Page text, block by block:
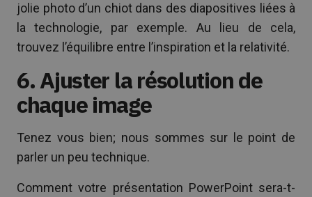
jolie photo d’un chiot dans des diapositives liées à
la technologie, par exemple. Au lieu de cela,
trouvez l’équilibre entre l’inspiration et la relativité.
6. Ajuster la résolution de
chaque image
Tenez vous bien; nous sommes sur le point de
parler un peu technique.
Comment votre présentation PowerPoint sera-t-